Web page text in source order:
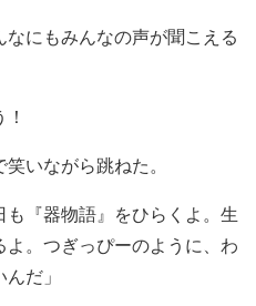
にもみんなの声が聞こえる
いながら跳ねた。
『器物語』をひらくよ。生
。つぎっぴーのように、わ
だ」